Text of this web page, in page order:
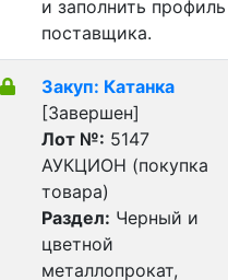
и заполнить профиль
поставщика.
Закуп: Катанка
[Завершен]
Лот №: 5147
АУКЦИОН (покупка
товара)
Раздел: Черный и
цветной
металлопрокат,